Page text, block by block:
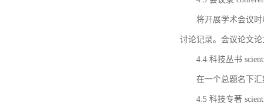
将开展学术会议
讨论记录。会议论文
4.4 科技丛书
在一个总题名下
4.5 科技专著